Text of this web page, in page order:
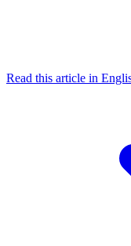
Read this article in